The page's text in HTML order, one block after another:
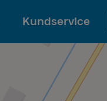
Kundservice